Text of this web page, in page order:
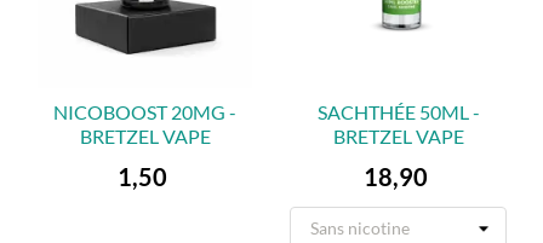
NICOBOOST 20MG -
BRETZEL VAPE
Preis
1,50
SACHTHÉE 50ML -
BRETZEL VAPE
Preis
18,90